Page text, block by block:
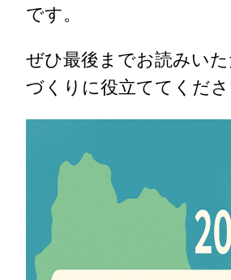
です。
ぜひ最後までお読みい
づくりに役立ててくださ